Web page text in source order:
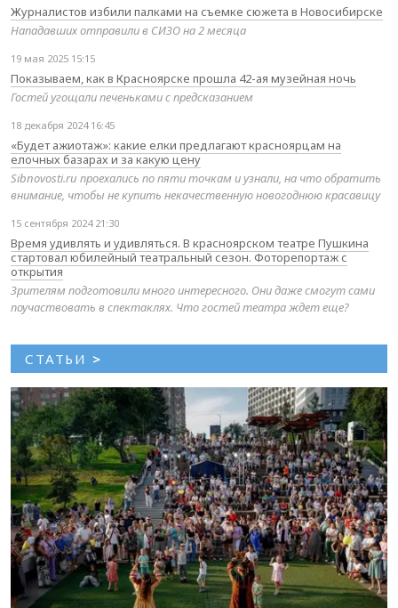
Журналистов избили палками на съемке сюжета в Новосибирске
Нападавших отправили в СИЗО на 2 месяца
19 мая 2025 15:15
Показываем, как в Красноярске прошла 42-ая музейная ночь
Гостей угощали печеньками с предсказанием
18 декабря 2024 16:45
«Будет ажиотаж»: какие елки предлагают красноярцам на
елочных базарах и за какую цену
Sibnovosti.ru проехались по пяти точкам и узнали, на что обратить
внимание, чтобы не купить некачественную новогоднюю красавицу
15 сентября 2024 21:30
Время удивлять и удивляться. В красноярском театре Пушкина
стартовал юбилейный театральный сезон. Фоторепортаж с
открытия
Зрителям подготовили много интересного. Они даже смогут сами
поучаствовать в спектаклях. Что гостей театра ждет еще?
СТАТЬИ >